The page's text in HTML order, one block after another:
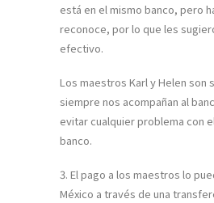
está en el mismo banco, pero
reconoce, por lo que les
efectivo.
Los maestros Karl y Helen son
siempre nos acompañan al
evitar cualquier problema con
banco.
3. El pago a los maestros lo
México a través de una